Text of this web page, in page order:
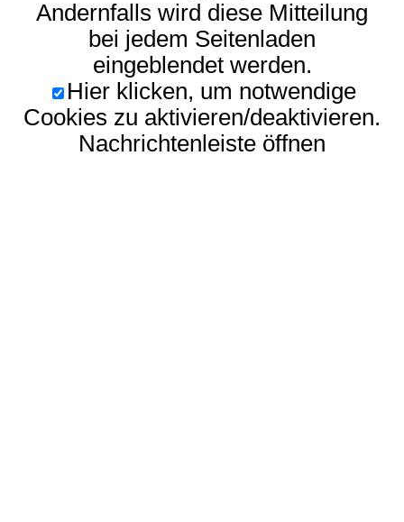
Andernfalls wird diese Mitteilung
bei jedem Seitenladen
eingeblendet werden.
Hier klicken, um notwendige
Cookies zu aktivieren/deaktivieren.
Nachrichtenleiste öffnen